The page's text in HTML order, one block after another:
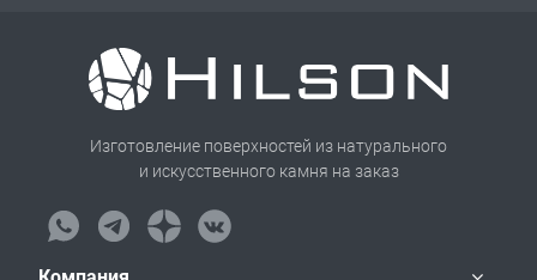
Изготовление поверхностей из натурального
и искусственного камня на заказ